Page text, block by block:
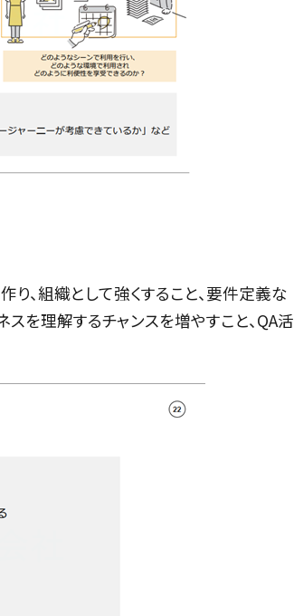
、組織として強くすること、要件定義な
を理解するチャンスを増やすこと、QA活